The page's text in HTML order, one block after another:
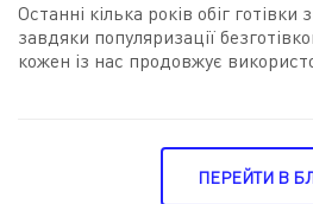
Останні кілька років обіг
завдяки популяризації
кожен із нас продовжує
ПЕРЕЙТИ В